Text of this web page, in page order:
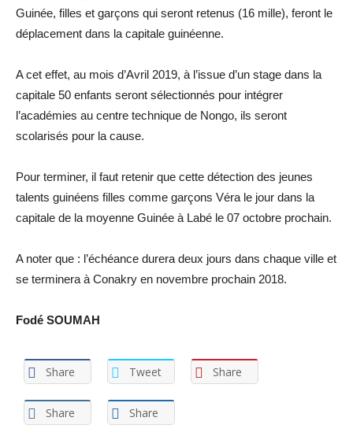
Guinée, filles et garçons qui seront retenus (16 mille), feront le
déplacement dans la capitale guinéenne.
A cet effet, au mois d’Avril 2019, à l’issue d’un stage dans la
capitale 50 enfants seront sélectionnés pour intégrer
l’académies au centre technique de Nongo, ils seront
scolarisés pour la cause.
Pour terminer, il faut retenir que cette détection des jeunes
talents guinéens filles comme garçons Véra le jour dans la
capitale de la moyenne Guinée à Labé le 07 octobre prochain.
A noter que : l’échéance durera deux jours dans chaque ville et
se terminera à Conakry en novembre prochain 2018.
Fodé SOUMAH
Share Tweet Share
Share Share